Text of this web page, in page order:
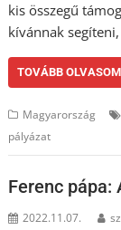
kis összegű
kívánnak
TOVÁBB OLVASOM
Magyarország
pályázat
Ferenc pápa:
2022.11.07.